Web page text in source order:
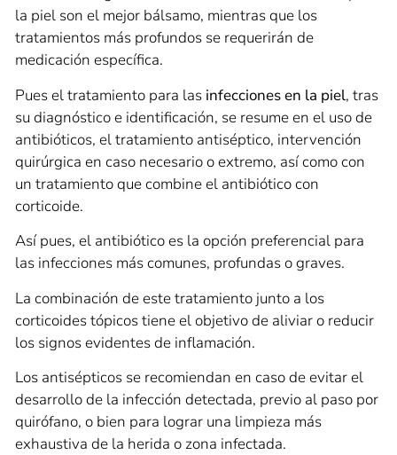
la piel son el mejor bálsamo, mientras que los
tratamientos más profundos se requerirán de
medicación específica.
Pues el tratamiento para las infecciones en la piel, tras
su diagnóstico e identificación, se resume en el uso de
antibióticos, el tratamiento antiséptico, intervención
quirúrgica en caso necesario o extremo, así como con
un tratamiento que combine el antibiótico con
corticoide.
Así pues, el antibiótico es la opción preferencial para
las infecciones más comunes, profundas o graves.
La combinación de este tratamiento junto a los
corticoides tópicos tiene el objetivo de aliviar o reducir
los signos evidentes de inflamación.
Los antisépticos se recomiendan en caso de evitar el
desarrollo de la infección detectada, previo al paso por
quirófano, o bien para lograr una limpieza más
exhaustiva de la herida o zona infectada.